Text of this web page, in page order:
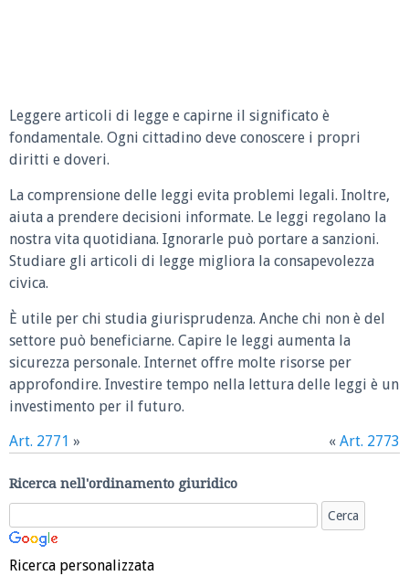
Leggere articoli di legge e capirne il significato è
fondamentale. Ogni cittadino deve conoscere i propri
diritti e doveri.
La comprensione delle leggi evita problemi legali. Inoltre,
aiuta a prendere decisioni informate. Le leggi regolano la
nostra vita quotidiana. Ignorarle può portare a sanzioni.
Studiare gli articoli di legge migliora la consapevolezza
civica.
È utile per chi studia giurisprudenza. Anche chi non è del
settore può beneficiarne. Capire le leggi aumenta la
sicurezza personale. Internet offre molte risorse per
approfondire. Investire tempo nella lettura delle leggi è un
investimento per il futuro.
Art. 2771 » « Art. 2773
Ricerca nell'ordinamento giuridico
Ricerca personalizzata